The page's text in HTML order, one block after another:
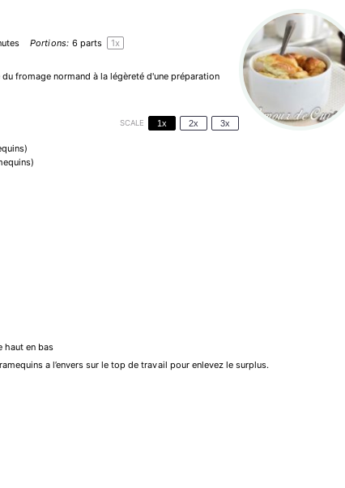
Portions: 6parts 1x
fromage normand à la légèreté d'une préparation
SCALE 1x 2x 3x
haut en bas
a l’envers sur le top de travail pour enlevez le surplus.